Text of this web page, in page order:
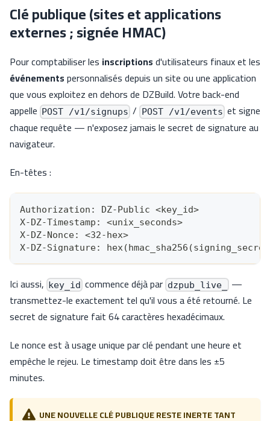
Clé publique (sites et applications
externes ; signée HMAC)
Pour comptabiliser les inscriptionsd'utilisateurs finaux et les
événementspersonnalisés depuis un site ou une application
que vous exploitez en dehors de DZBuild. Votre back-end
appelle
POST /v1/signups / POST /v1/events et signe
chaque requête — n'exposez jamais le secret de signature au
navigateur.
En-têtes :
Authorization: DZ-Public <key_id>
X-DZ-Timestamp: <unix_seconds>
X-DZ-Nonce: <32-hex>
X-DZ-Signature:
Ici aussi, key_id commence déjà par dzpub_live_
—
transmettez-le exactement tel qu'il vous a été retourné. Le
secret de signature fait 64 caractères hexadécimaux.
Le nonce est à usage unique par clé pendant une heure et
empêche le rejeu. Le timestamp doit être dans les ±5
minutes.
UNE NOUVELLE CLÉ PUBLIQUE RESTE INERTE TANT